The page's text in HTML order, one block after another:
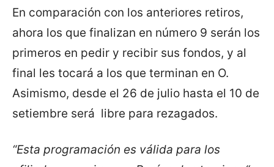
En comparación con los anteriores retiros,
ahora los que finalizan en número 9 serán los
primeros en pedir y recibir sus fondos, y al
final les tocará a los que terminan en O.
Asimismo, desde el 26 de julio hasta el 10 de
setiembre será libre para rezagados.
“Esta programación es válida para los